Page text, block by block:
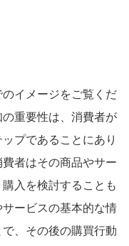
イメージをご覧くだ
重要性は、消費者が
プであることにあり
者はその商品やサー
入を検討することも
ービスの基本的な情
、その後の購買行動